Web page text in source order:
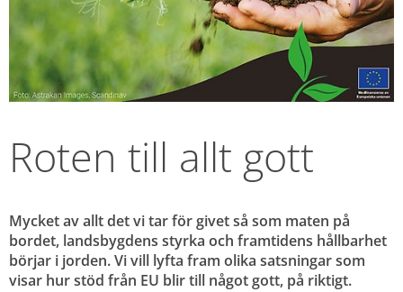
Roten till allt gott
Mycket av allt det vi tar för givet så som maten på
bordet, landsbygdens styrka och framtidens hållbarhet
börjar i jorden. Vi vill lyfta fram olika satsningar som
visar hur stöd från EU blir till något gott, på riktigt.